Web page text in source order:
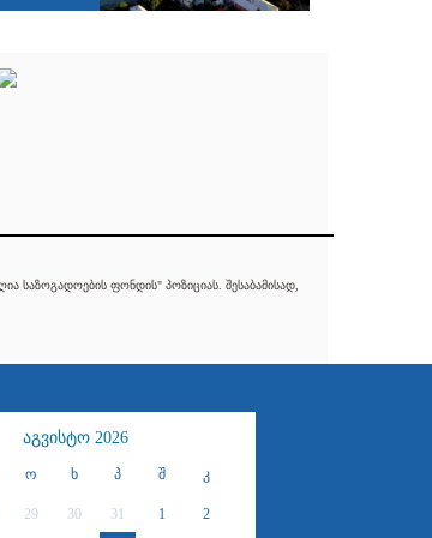
საზოგადოების ფონდის" პოზიციას. შესაბამისად,
აგვისტო 2026
ო ხ პ შ კ
29 30 31 1 2